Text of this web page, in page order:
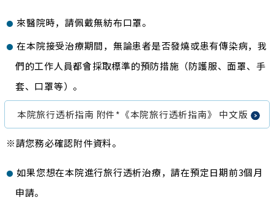
來醫院時，請佩戴無紡布口罩。
在本院接受治療期間，無論患者是否發燒或患有傳染病，我
們的工作人員都會採取標準的預防措施（防護服、面罩、手
套、口罩等）。
本院旅行透析指南 附件*《本院旅行透析指南》 中文版
請您務必確認附件資料。
如果您想在本院進行旅行透析治療，請在預定日期前3個月
申請。